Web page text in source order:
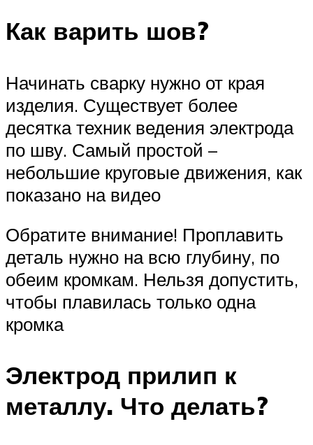
Как варить шов?
Начинать сварку нужно от края
изделия. Существует более
десятка техник ведения электрода
по шву. Самый простой –
небольшие круговые движения, как
показано на видео
Обратите внимание! Проплавить
деталь нужно на всю глубину, по
обеим кромкам. Нельзя допустить,
чтобы плавилась только одна
кромка
Электрод прилип к
металлу. Что делать?